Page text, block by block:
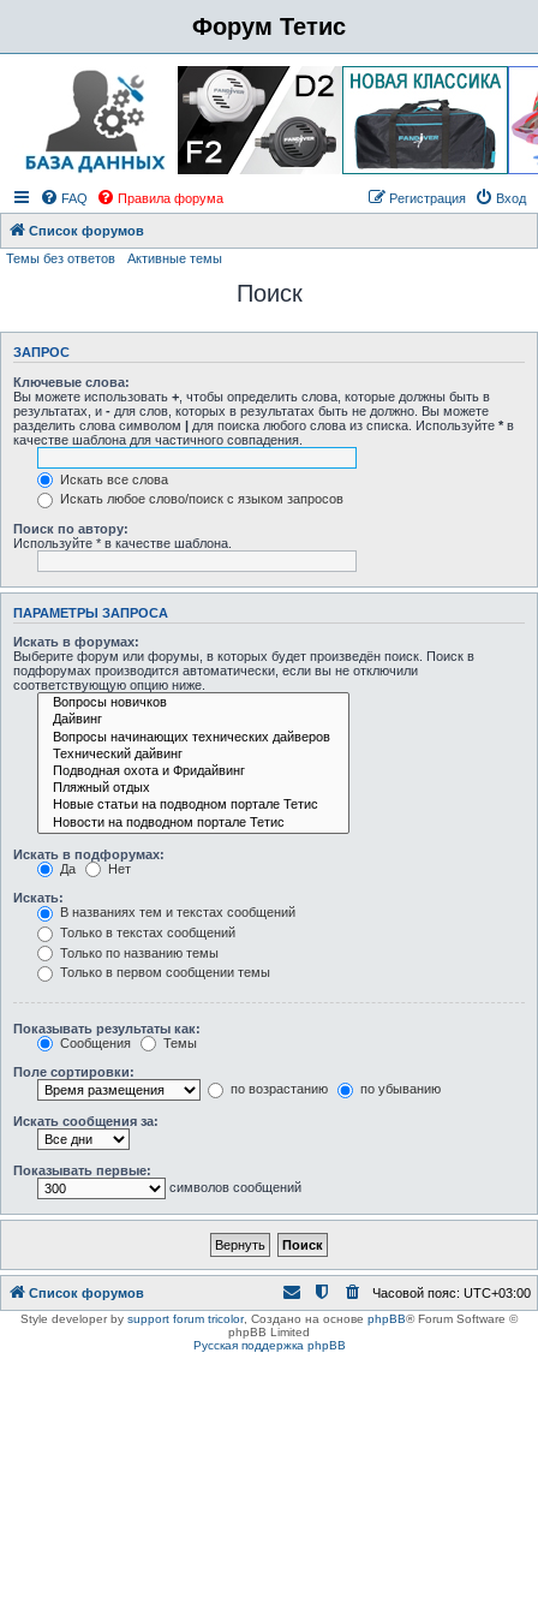
Форум Тетис
FAQ Правила форума Вход
Регистрация
Список форумов
Темы без ответов
Активные темы
Поиск
ЗАПРОС
Ключевые слова:
Вы можете использовать + , чтобы определить слова, которые должны быть в
результатах, и - для слов, которых в результатах быть не должно. Вы можете
разделить слова символом | для поиска любого слова из списка. Используйте * в
качестве шаблона для частичного совпадения.
Искать все слова
Искать любое слово/поиск с языком запросов
Поиск по автору:
Используйте * в качестве шаблона.
ПАРАМЕТРЫ ЗАПРОСА
Искать в форумах:
Выберите форум или форумы, в которых будет произведён поиск. Поиск в
подфорумах производится автоматически, если вы не отключили
соответствующую опцию ниже.
Искать в подфорумах:
Да
Нет
Искать:
В названиях тем и текстах сообщений
Только в текстах сообщений
Только по названию темы
Только в первом сообщении темы
Показывать результаты как:
Сообщения
Темы
Поле сортировки:
по возрастанию
по убыванию
Искать сообщения за:
Показывать первые:
символов сообщений
Список форумов Часовой пояс: UTC+03:00
Style developer by support forum tricolor, Создано на основе phpBB® Forum Software ©
phpBB Limited
Русская поддержка phpBB